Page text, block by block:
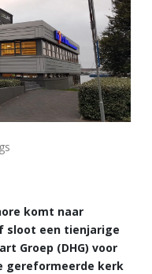
komt naar
sloot een tienjarige
Groep (DHG) voor
gereformeerde kerk